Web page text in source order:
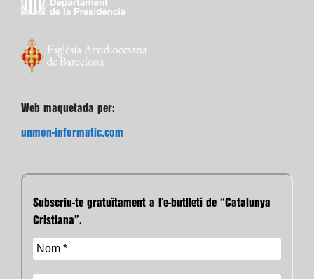
Web maquetada per:
unmon-informatic.com
Subscriu-te gratuïtament a l’e-butlletí de “Catalunya
Cristiana”.